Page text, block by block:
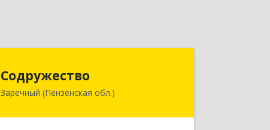
Содружество
Заречный (Пензенская обл.)
442962, Пензенская обл, Заречный г,